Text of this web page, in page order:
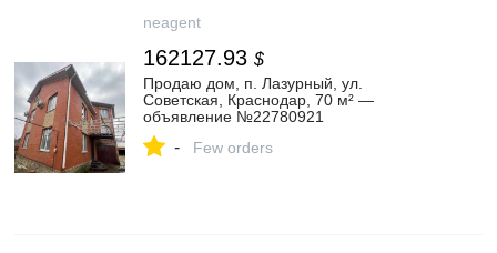
neagent
162127.93 $
Продаю дом, п. Лазурный, ул.
Советская, Краснодар, 70 м² —
объявление №22780921
- Few orders